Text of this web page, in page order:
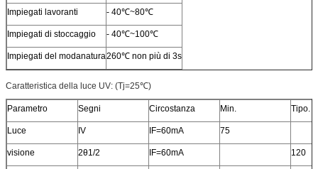
Impiegati lavoranti ‐ 40℃~80℃
Impiegati di stoccaggio ‐ 40℃~100℃
Impiegati del modanatura260℃ non più di 3s
Caratteristica della luce UV: (Tj=25℃)
Parametro Segni Circostanza Min. Tipo.
Luce IV IF=60mA 75
visione 2θ1/2 IF=60mA 120